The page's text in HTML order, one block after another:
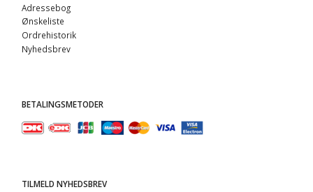
Adressebog
Ønskeliste
Ordrehistorik
Nyhedsbrev
BETALINGSMETODER
TILMELD NYHEDSBREV